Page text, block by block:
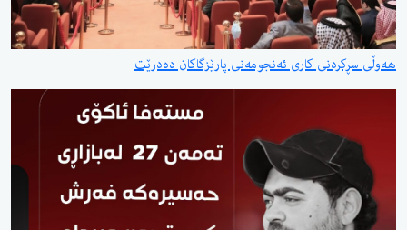
هەوڵی سڕکردنی کاری ئەنجومەنی پارێزگاکان دەدرێت